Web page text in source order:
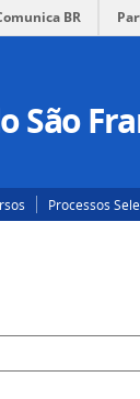
BR
São
Processos